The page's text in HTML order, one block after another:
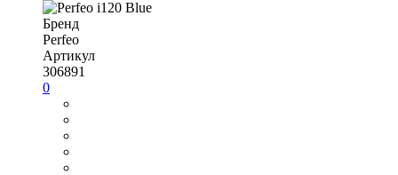
Бренд
Perfeo
Артикул
306891
0